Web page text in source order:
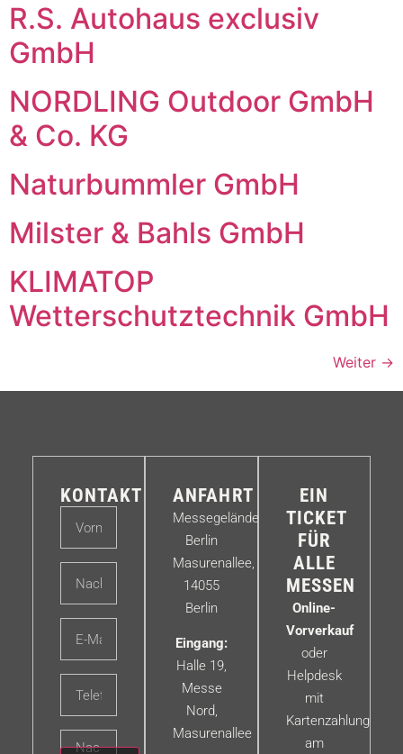
R.S. Autohaus exclusiv
GmbH
NORDLING Outdoor GmbH
& Co. KG
Naturbummler GmbH
Milster & Bahls GmbH
KLIMATOP
Wetterschutztechnik GmbH
Weiter →
KONTAKT ANFAHRT
Messegelände
Berlin
Masurenallee,
14055
Berlin
Eingang:
Halle 19,
Messe
Nord,
Masurenallee
EIN
TICKET
FÜR
ALLE
MESSEN
Online-
Vorverkauf
oder
Helpdesk
mit
Kartenzahlung
am